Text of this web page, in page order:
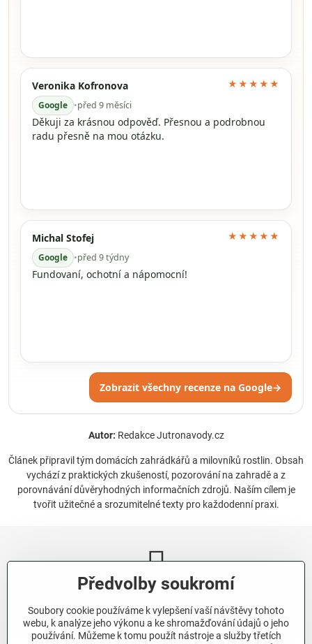
Veronika Kofronova
Google •před 9 měsíci
★★★★★
Děkuji za krásnou odpověď. Přesnou a podrobnou
radu přesně na mou otázku.
Michal Stofej
Google •před 9 týdny
★★★★★
Fundovaní, ochotní a nápomocní!
Zobrazit všechny recenze na Google→
Autor: Redakce Jutronavody.cz
Článek připravil tým domácích zahrádkářů a milovníků rostlin. Obsah
vychází z praktických zkušeností, pozorování na zahradě a z
porovnávání důvěryhodných informačních zdrojů. Naším cílem je
tvořit užitečné a srozumitelné texty pro každodenní praxi.
Newsletter
Odebírat naše novinky:
Předvolby soukromí
Soubory cookie používáme k vylepšení vaší návštěvy tohoto
webu, k analýze jeho výkonu a ke shromažďování údajů o jeho
používání. Můžeme k tomu použít nástroje a služby třetích